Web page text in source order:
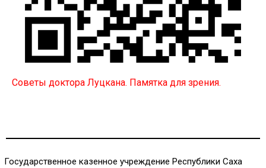
Советы доктора Луцкана. Памятка для зрения.
Государственное казенное учреждение Республики Саха